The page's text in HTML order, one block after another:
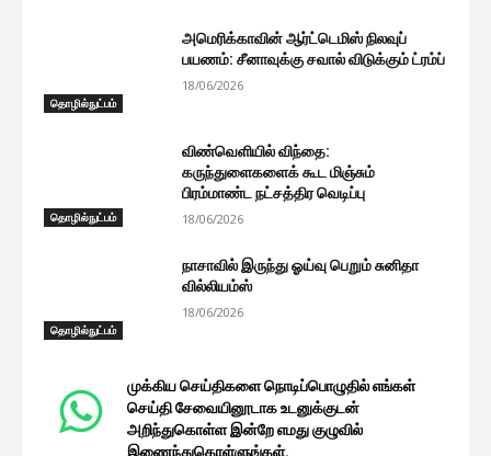
தொழில்நுட்பம்
அமெரிக்காவின் ஆர்ட்டெமிஸ் நிலவுப்
பயணம்: சீனாவுக்கு சவால் விடுக்கும் ட்ரம்ப்
18/06/2026
தொழில்நுட்பம்
விண்வெளியில் விந்தை:
கருந்துளைகளைக் கூட மிஞ்சும்
பிரம்மாண்ட நட்சத்திர வெடிப்பு
18/06/2026
தொழில்நுட்பம்
நாசாவில் இருந்து ஓய்வு பெறும் சுனிதா
வில்லியம்ஸ்
18/06/2026
முக்கிய செய்திகளை நொடிப்பொழுதில் எங்கள்
செய்தி சேவையினூடாக உடனுக்குடன்
அறிந்துகொள்ள இன்றே எமது குழுவில்
இணைந்துகொள்ளுங்கள்.